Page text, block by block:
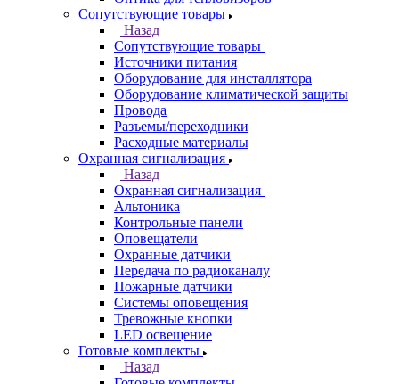
Сопутствующие товары
Назад
Сопутствующие товары
Источники питания
Оборудование для инсталлятора
Оборудование климатической защиты
Провода
Разъемы/переходники
Расходные материалы
Охранная сигнализация
Назад
Охранная сигнализация
Альтоника
Контрольные панели
Оповещатели
Охранные датчики
Передача по радиоканалу
Пожарные датчики
Системы оповещения
Тревожные кнопки
LED освещение
Готовые комплекты
Назад